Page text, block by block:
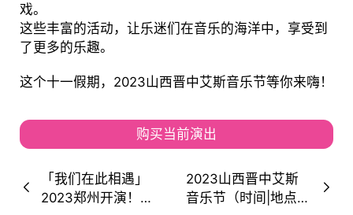
戏。
这些丰富的活动，让乐迷们在音乐的海洋中，享受到
了更多的乐趣。
这个十一假期，2023山西晋中艾斯音乐节等你来嗨！
购买当前演出
「我们在此相遇」
2023郑州开演！
2023山西晋中艾斯
音乐节（时间|地点|